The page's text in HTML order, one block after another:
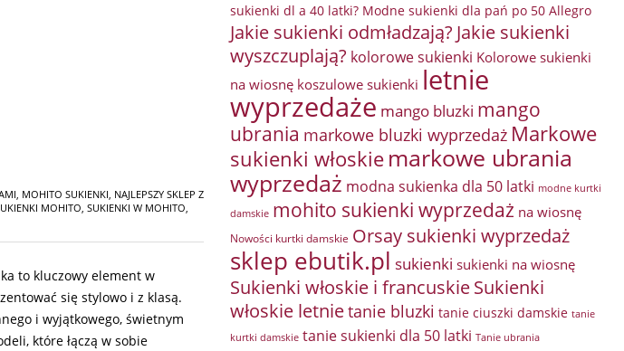
, MOHITO SUKIENKI, NAJLEPSZY SKLEP Z
MOHITO, SUKIENKI W MOHITO,
to kluczowy element w
się stylowo i z klasą.
i wyjątkowego, świetnym
które łączą w sobie
sukienki dl a 40 latki? Modne sukienki dla pań po 50 Allegro
Jakie sukienki odmładzają? Jakie sukienki
wyszczuplają? kolorowe sukienki Kolorowe sukienki
na wiosnę koszulowe sukienki letnie
wyprzedaże mango bluzki mango
ubrania markowe bluzki wyprzedaż Markowe
sukienki włoskie markowe ubrania
wyprzedaż modna sukienka dla 50 latki modne kurtki
damskie mohito sukienki wyprzedaż na wiosnę
Nowości kurtki damskie Orsay sukienki wyprzedaż
sklep ebutik.pl sukienki sukienki na wiosnę
Sukienki włoskie i francuskieSukienki
włoskie letnietanie bluzki tanie ciuszki damskie tanie
kurtki damskie tanie sukienki dla 50 latki Tanie ubrania